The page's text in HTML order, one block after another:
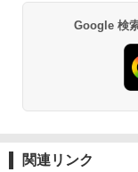
Google 検
関連リンク